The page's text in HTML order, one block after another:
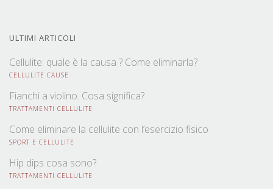
ULTIMI ARTICOLI
Cellulite: quale è la causa ? Come eliminarla?
CELLULITE CAUSE
Fianchi a violino. Cosa significa?
TRATTAMENTI CELLULITE
Come eliminare la cellulite con l’esercizio fisico
SPORT E CELLULITE
Hip dips cosa sono?
TRATTAMENTI CELLULITE